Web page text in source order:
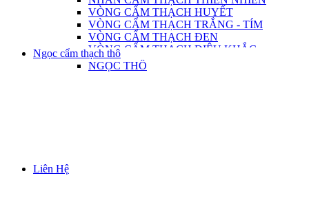
VÒNG CẨM THẠCH HUYẾT
VÒNG CẨM THẠCH TRẮNG - TÍM
VÒNG CẨM THẠCH ĐEN
VÒNG CẨM THẠCH ĐIÊU KHẮC
VÒNG CẨM THẠCH DÀNH CHO NAM
CHUỖI CẨM THẠCH THIÊN NHIÊN
Ngọc cẩm thạch thô
NGỌC THÔ
Liên Hệ